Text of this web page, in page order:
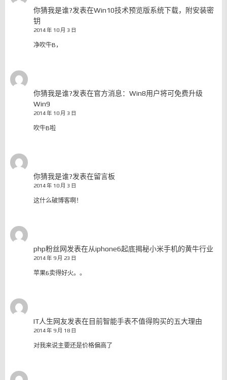
你猜我是谁?发表在Win10技术预览版系统下载，附安装密
钥
2014 年 10 月 3 日
净吹牛B，
你猜我是谁?发表在官方消息：Win8用户将可免费升级
Win9
2014 年 10 月 3 日
吹牛B啦
你猜我是谁?发表在留言板
2014 年 10 月 3 日
这什么破博客啊！
php粉丝网发表在从iphone6起底揭秘小米手机的黄牛行业
2014 年 9 月 23 日
苹果6卖得好火。。
IT人生网友发表在目前智能手表不值得购买的五大理由
2014 年 9 月 18 日
对我来说主要还是价格偏高了